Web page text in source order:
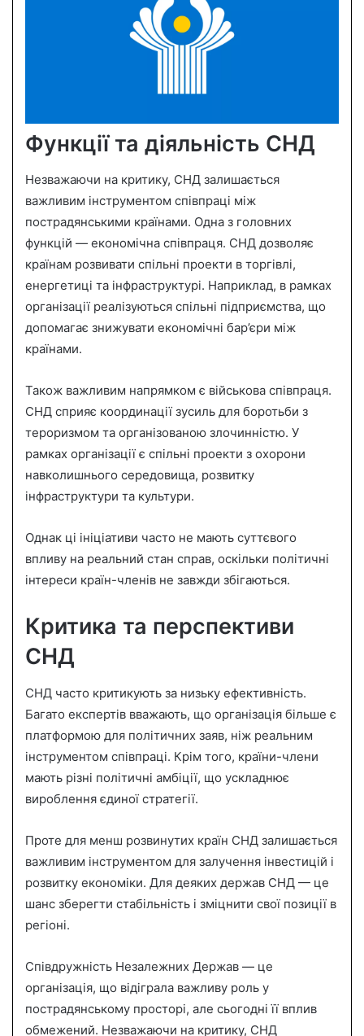
Функції та діяльність СНД
Незважаючи на критику, СНД залишається
важливим інструментом співпраці між
пострадянськими країнами. Одна з головних
функцій — економічна співпраця. СНД дозволяє
країнам розвивати спільні проекти в торгівлі,
енергетиці та інфраструктурі. Наприклад, в рамках
організації реалізуються спільні підприємства, що
допомагає знижувати економічні бар’єри між
країнами.
Також важливим напрямком є військова співпраця.
СНД сприяє координації зусиль для боротьби з
тероризмом та організованою злочинністю. У
рамках організації є спільні проекти з охорони
навколишнього середовища, розвитку
інфраструктури та культури.
Однак ці ініціативи часто не мають суттєвого
впливу на реальний стан справ, оскільки політичні
інтереси країн-членів не завжди збігаються.
Критика та перспективи
СНД
СНД часто критикують за низьку ефективність.
Багато експертів вважають, що організація більше є
платформою для політичних заяв, ніж реальним
інструментом співпраці. Крім того, країни-члени
мають різні політичні амбіції, що ускладнює
вироблення єдиної стратегії.
Проте для менш розвинутих країн СНД залишається
важливим інструментом для залучення інвестицій і
розвитку економіки. Для деяких держав СНД — це
шанс зберегти стабільність і зміцнити свої позиції в
регіоні.
Співдружність Незалежних Держав — це
організація, що відіграла важливу роль у
пострадянському просторі, але сьогодні її вплив
обмежений. Незважаючи на критику, СНД